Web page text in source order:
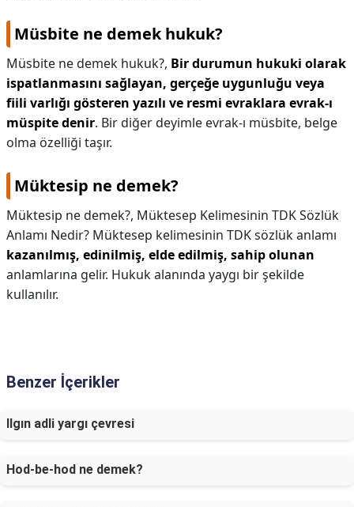
Müsbite ne demek hukuk?
Müsbite ne demek hukuk?, Bir durumun hukuki olarak
ispatlanmasını sağlayan, gerçeğe uygunluğu veya
fiili varlığı gösteren yazılı ve resmi evraklara evrak-ı
müspite denir. Bir diğer deyimle evrak-ı müsbite, belge
olma özelliği taşır.
Müktesip ne demek?
Müktesip ne demek?, Müktesep Kelimesinin TDK Sözlük
Anlamı Nedir? Müktesep kelimesinin TDK sözlük anlamı
kazanılmış, edinilmiş, elde edilmiş, sahip olunan
anlamlarına gelir. Hukuk alanında yaygı bir şekilde
kullanılır.
Benzer İçerikler
Ilgın adli yargı çevresi
Hod-be-hod ne demek?